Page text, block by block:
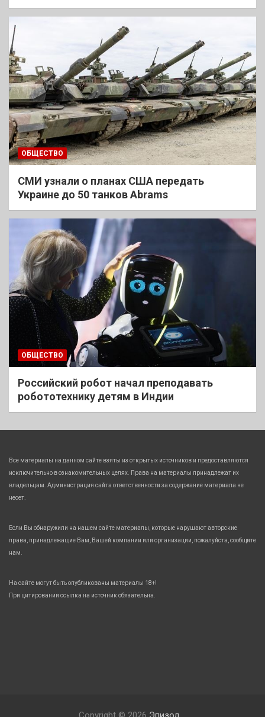
ОБЩЕСТВО
СМИ узнали о планах США передать
Украине до 50 танков Abrams
ОБЩЕСТВО
Российский робот начал преподавать
робототехнику детям в Индии
Все материалы на данном сайте взяты из открытых источников и предоставляются
исключительно в ознакомительных целях. Права на материалы принадлежат их
владельцам. Администрация сайта ответственности за содержание материала не
несет.
Если Вы обнаружили на нашем сайте материалы, которые нарушают авторские
права, принадлежащие Вам, Вашей компании или организации, пожалуйста, сообщите
нам.
На сайте могут быть опубликованы материалы 18+!
При цитировании ссылка на источник обязательна.